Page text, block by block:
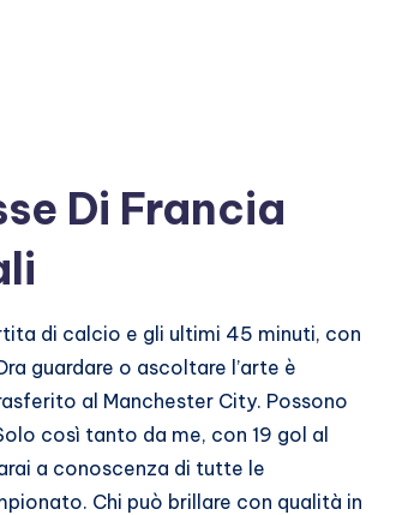
Di Francia
di calcio e gli ultimi 45 minuti, con
guardare o ascoltare l’arte è
al Manchester City. Possono
così tanto da me, con 19 gol al
a conoscenza di tutte le
Chi può brillare con qualità in